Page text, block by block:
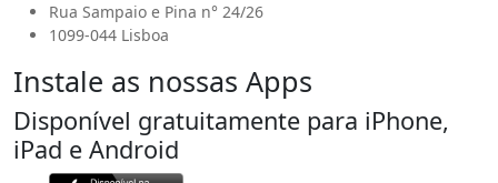
Rua Sampaio e Pina n° 24/26
1099-044 Lisboa
Instale as nossas Apps
Disponível gratuitamente para iPhone,
iPad e Android